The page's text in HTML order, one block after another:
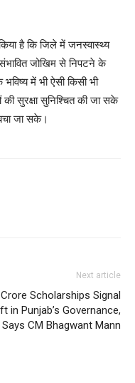
है कि जिले में जनस्वास्थ्य
संभावित जोखिम से निपटने के
में भी ऐसी किसी भी
की सुरक्षा सुनिश्चित की जा सके
जा सके।
Next article
Crore Scholarships Signal
in Punjab’s Governance,
Says CM Bhagwant Mann